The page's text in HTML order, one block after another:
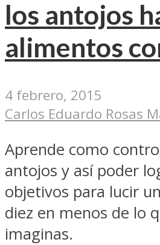
los antojos
alimentos
4 febrero, 2015
Carlos Eduardo Rosas
Aprende como
antojos y así poder
objetivos para lucir
diez en menos de lo
imaginas.